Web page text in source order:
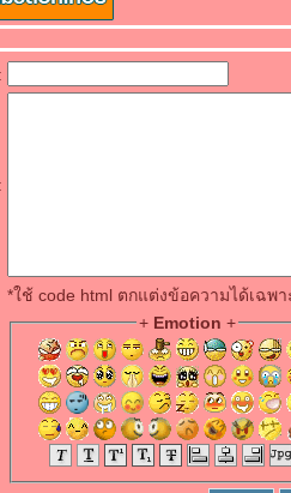
*ใช้ code html ตกแต่งข้อความได้เฉพ
+ Emotion +